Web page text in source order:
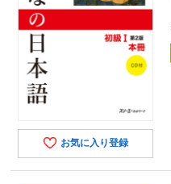
お気に入り登録